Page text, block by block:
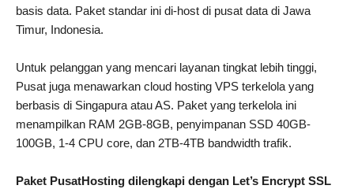
basis data. Paket standar ini di-host di pusat data di Jawa
Timur, Indonesia.
Untuk pelanggan yang mencari layanan tingkat lebih tinggi,
Pusat juga menawarkan cloud hosting VPS terkelola yang
berbasis di Singapura atau AS. Paket yang terkelola ini
menampilkan RAM 2GB-8GB, penyimpanan SSD 40GB-
100GB, 1-4 CPU core, dan 2TB-4TB bandwidth trafik.
Paket PusatHosting dilengkapi dengan Let’s Encrypt SSL